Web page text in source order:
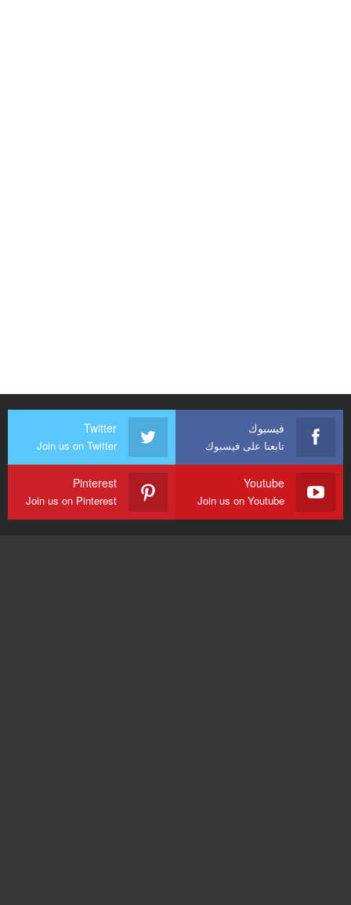
فيسبوك
تابعنا على فيسبوك
Twitter
Join us on Twitter
Youtube
Join us on Youtube
Pinterest
Join us on Pinterest